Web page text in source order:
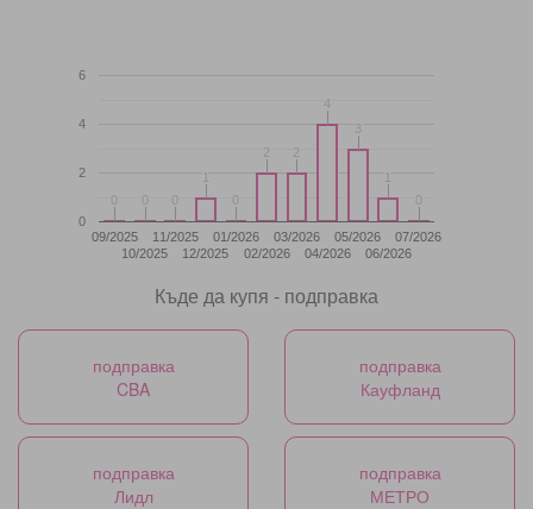
09/2025
10/2025
11/2025
12/2025
01/2026
02/2026
03/2026
04/2026
05/2026
06/2026
07/2026
0
2
4
6
00 00 00
11
00
22 22
44
33
11
00
Къде да купя - подправка
подправка
CBA
подправка
Кауфланд
подправка
Лидл
подправка
МЕТРО